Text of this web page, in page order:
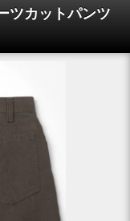
カットパンツ